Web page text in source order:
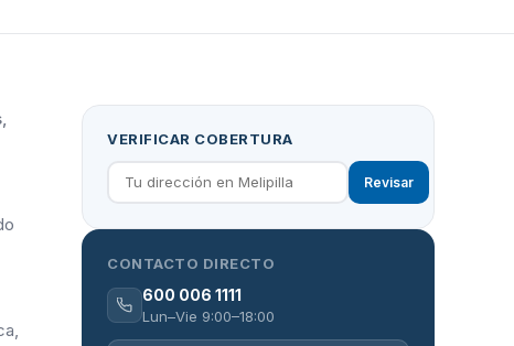
VERIFICAR COBERTURA
Revisar
CONTACTO DIRECTO
600 006 1111
Lun–Vie 9:00–18:00